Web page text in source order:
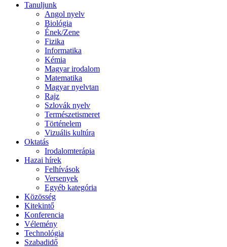
Tanuljunk
Angol nyelv
Biológia
Ének/Zene
Fizika
Informatika
Kémia
Magyar irodalom
Matematika
Magyar nyelvtan
Rajz
Szlovák nyelv
Természetismeret
Történelem
Vizuális kultúra
Oktatás
Irodalomterápia
Hazai hírek
Felhívások
Versenyek
Egyéb kategória
Közösség
Kitekintő
Konferencia
Vélemény
Technológia
Szabadidő